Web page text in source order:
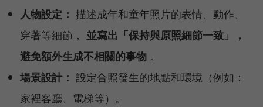
人物設定： 描述成年和童年照片的表情、動作、
穿著等細節， 並寫出「保持與原照細節一致」，
避免額外生成不相關的事物 。
場景設計： 設定合照發生的地點和環境（例如：
家裡客廳、電梯等）。